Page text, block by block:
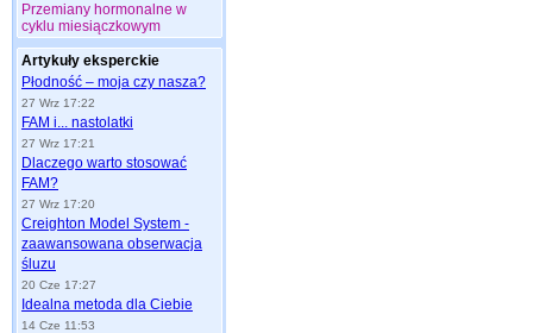
Przemiany hormonalne w
cyklu miesiączkowym
Artykuły eksperckie
Płodność – moja czy nasza?
27 Wrz 17:22
FAM i... nastolatki
27 Wrz 17:21
Dlaczego warto stosować
FAM?
27 Wrz 17:20
Creighton Model System -
zaawansowana obserwacja
śluzu
20 Cze 17:27
Idealna metoda dla Ciebie
14 Cze 11:53